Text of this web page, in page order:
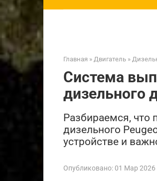
Главная » Двигатель »
Система
дизельного
Разбираемся, что
дизельного
устройстве и
Опубликовано: 01 Мар 2026